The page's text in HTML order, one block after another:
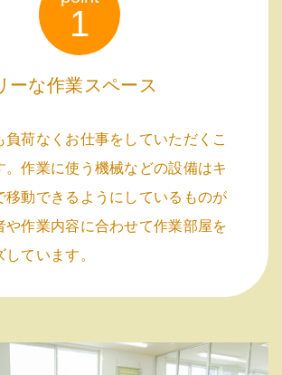
1
ーな作業スペース
負荷なくお仕事をしていただくこ
。作業に使う機械などの設備はキ
移動できるようにしているものが
や作業内容に合わせて作業部屋を
ています。